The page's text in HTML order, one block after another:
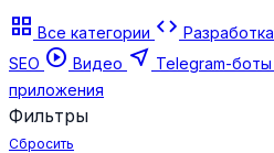
grid_view Все категории code Разработка
SEO play_circle Видео near_me Telegram-боты
приложения
Фильтры
Сбросить